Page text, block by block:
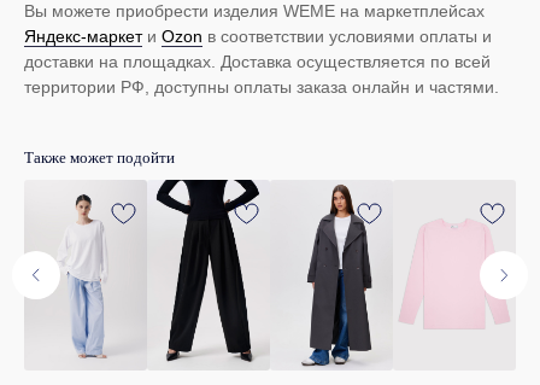
Вы можете приобрести изделия WEME на маркетплейсах
Яндекс-маркети Оzon в соответствии условиями оплаты и
доставки на площадках. Доставка осуществляется по всей
территории РФ, доступны оплаты заказа онлайн и частями.
Также может подойти
Контакты
help@we-me.ru
TELEGRAM
Политика обработки данных
Telegram
© 2024-2025 WeMe
Договор оферта
marketing@we-me.ru
маркетинг и сотрудничество